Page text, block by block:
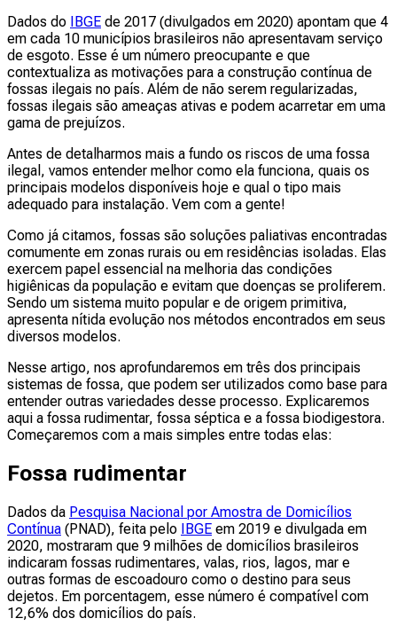
Dados do IBGE de 2017 (divulgados em 2020) apontam que 4
em cada 10 municípios brasileiros não apresentavam serviço
de esgoto. Esse é um número preocupante e que
contextualiza as motivações para a construção contínua de
fossas ilegais no país. Além de não serem regularizadas,
fossas ilegais são ameaças ativas e podem acarretar em uma
gama de prejuízos.
Antes de detalharmos mais a fundo os riscos de uma fossa
ilegal, vamos entender melhor como ela funciona, quais os
principais modelos disponíveis hoje e qual o tipo mais
adequado para instalação. Vem com a gente!
Como já citamos, fossas são soluções paliativas encontradas
comumente em zonas rurais ou em residências isoladas. Elas
exercem papel essencial na melhoria das condições
higiênicas da população e evitam que doenças se proliferem.
Sendo um sistema muito popular e de origem primitiva,
apresenta nítida evolução nos métodos encontrados em seus
diversos modelos.
Nesse artigo, nos aprofundaremos em três dos principais
sistemas de fossa, que podem ser utilizados como base para
entender outras variedades desse processo. Explicaremos
aqui a fossa rudimentar, fossa séptica e a fossa biodigestora.
Começaremos com a mais simples entre todas elas:
Fossa rudimentar
Dados da Pesquisa Nacional por Amostra de Domicílios
Contínua (PNAD), feita pelo IBGE em 2019 e divulgada em
2020, mostraram que 9 milhões de domicílios brasileiros
indicaram fossas rudimentares, valas, rios, lagos, mar e
outras formas de escoadouro como o destino para seus
dejetos. Em porcentagem, esse número é compatível com
12,6% dos domicílios do país.